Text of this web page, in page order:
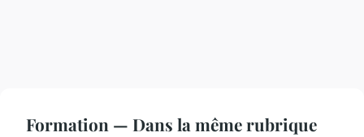
Formation — Dans la même rubrique